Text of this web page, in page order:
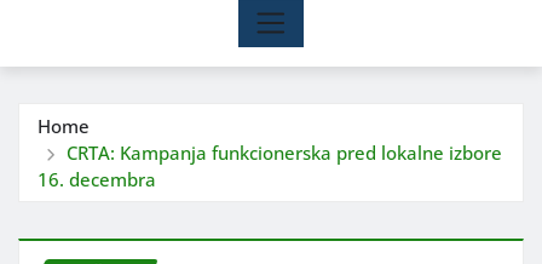
Home
CRTA: Kampanja funkcionerska pred lokalne izbore
16. decembra